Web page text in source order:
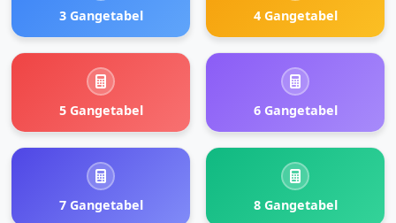
3 Gangetabel 4 Gangetabel
5 Gangetabel 6 Gangetabel
7 Gangetabel 8 Gangetabel